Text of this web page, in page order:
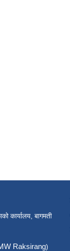
कार्यालय, बागमती
Raksirang)